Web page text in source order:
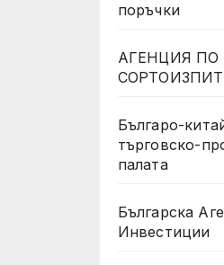
поръчки
АГЕНЦИЯ ПО
Българо-
търговско-
палата
Българска
Инвестиции